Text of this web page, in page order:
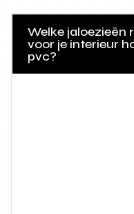
Welke jaloezieën
voor je interieur
pvc?